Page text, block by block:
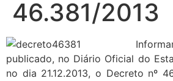
46.381/2013
publicado, no Diário Oficial do
no dia 21.12.2013, o Decreto nº